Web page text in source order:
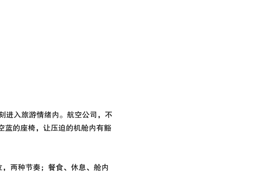
进入旅游情绪内。航空公司，不
蓝的座椅，让压迫的机舱内有豁
两种节奏；餐食、休息、舱内